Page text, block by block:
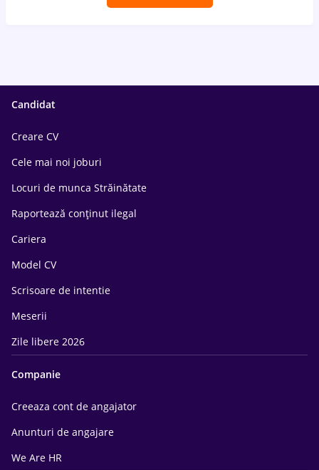
Candidat
Creare CV
Cele mai noi joburi
Locuri de munca Străinătate
Raportează conținut ilegal
Cariera
Model CV
Scrisoare de intentie
Meserii
Zile libere 2026
Companie
Creeaza cont de angajator
Anunturi de angajare
We Are HR